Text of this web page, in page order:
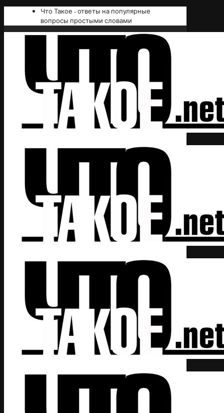
Что Такое - ответы на популярные
вопросы простыми словами